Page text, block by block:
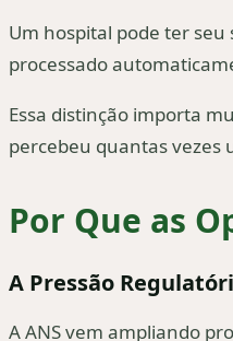
Um hospital pode ter
processado
Essa distinção importa
percebeu quantas
Por Que as
A Pressão
A ANS vem ampliando